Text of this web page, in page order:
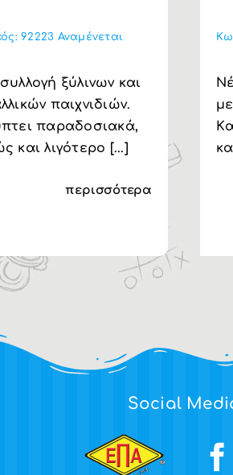
92223 Αναμένεται
ξύλινων και
παιχνιδιών.
παραδοσιακά,
και λιγότερο [...]
περισσότερα
Social